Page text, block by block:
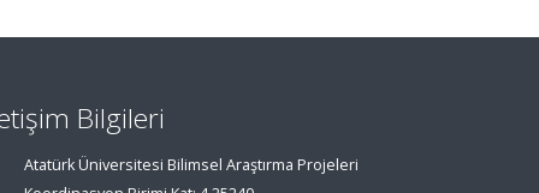
Bilgileri
Atatürk Üniversitesi Bilimsel Araştırma Projeleri